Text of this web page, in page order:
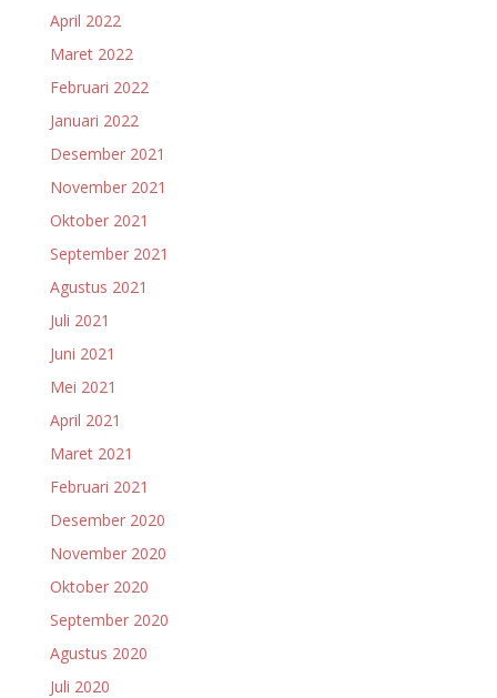
April 2022
Maret 2022
Februari 2022
Januari 2022
Desember 2021
November 2021
Oktober 2021
September 2021
Agustus 2021
Juli 2021
Juni 2021
Mei 2021
April 2021
Maret 2021
Februari 2021
Desember 2020
November 2020
Oktober 2020
September 2020
Agustus 2020
Juli 2020